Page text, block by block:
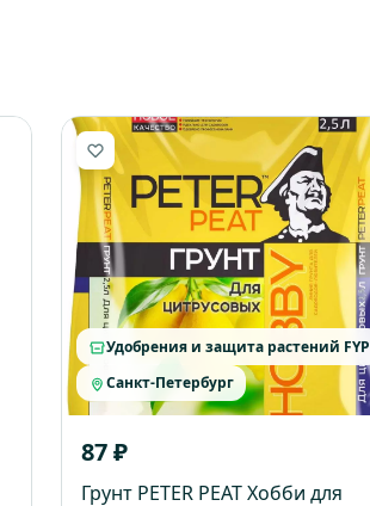
Удобрения и защита растений FYP
Санкт-Петербург
87 ₽
Грунт PETER PEAT Хобби для